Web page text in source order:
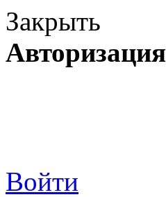
Закрыть
Авторизация
Войти